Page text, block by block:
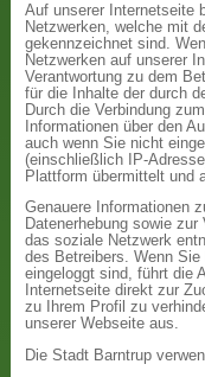
Auf unserer Internetseite
Netzwerken, welche mit
gekennzeichnet sind.
Netzwerken auf unserer
Verantwortung zu dem
für die Inhalte der durch
Durch die Verbindung
Informationen über den
auch wenn Sie nicht
(einschließlich IP-
Plattform übermittelt und
Genauere Informationen
Datenerhebung sowie
das soziale Netzwerk
des Betreibers. Wenn
eingeloggt sind, führt die
Internetseite direkt zur
zu Ihrem Profil zu
unserer Webseite aus.
Die Stadt Barntrup